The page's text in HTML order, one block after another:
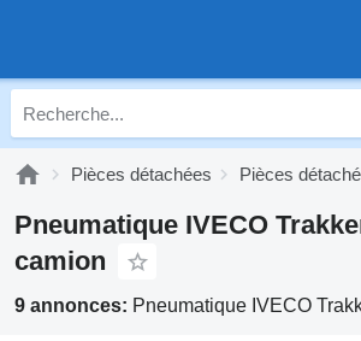
Pièces détachées Pièces
Pneumatique IVECO
camion
9 annonces: Pneumatique IVECO